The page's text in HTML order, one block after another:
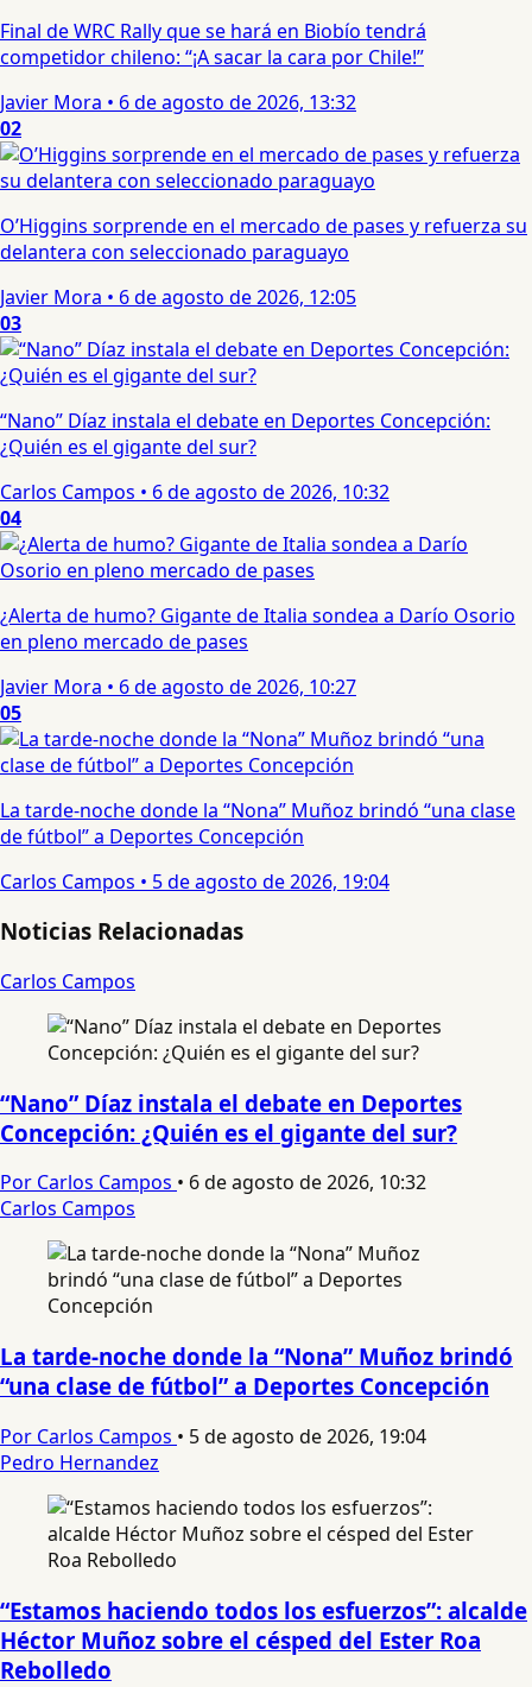
Final de WRC Rally que se hará en Biobío tendrá
competidor chileno: “¡A sacar la cara por Chile!”
Javier Mora • 6 de agosto de 2026, 13:32
02
O’Higgins sorprende en el mercado de pases y refuerza su
delantera con seleccionado paraguayo
Javier Mora • 6 de agosto de 2026, 12:05
03
“Nano” Díaz instala el debate en Deportes Concepción:
¿Quién es el gigante del sur?
Carlos Campos • 6 de agosto de 2026, 10:32
04
¿Alerta de humo? Gigante de Italia sondea a Darío Osorio
en pleno mercado de pases
Javier Mora • 6 de agosto de 2026, 10:27
05
La tarde-noche donde la “Nona” Muñoz brindó “una clase
de fútbol” a Deportes Concepción
Carlos Campos • 5 de agosto de 2026, 19:04
Noticias Relacionadas
Carlos Campos
“Nano” Díaz instala el debate en Deportes
Concepción: ¿Quién es el gigante del sur?
Por Carlos Campos • 6 de agosto de 2026, 10:32
Carlos Campos
La tarde-noche donde la “Nona” Muñoz brindó
“una clase de fútbol” a Deportes Concepción
Por Carlos Campos • 5 de agosto de 2026, 19:04
Pedro Hernandez
“Estamos haciendo todos los esfuerzos”: alcalde
Héctor Muñoz sobre el césped del Ester Roa
Rebolledo